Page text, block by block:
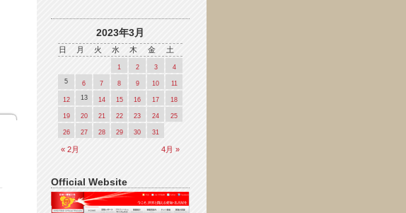
2023年3月
日 月 火 水 木 金 土
« 2月 4月 »
1 2 3
4
5
6 7 8 9 10 11
12 13 14 15 16 17 18
19 20 21 22 23 24 25
26 27 28 29 30 31
Official Website